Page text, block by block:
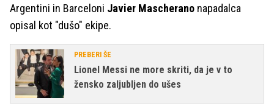
Argentini in Barceloni Javier Mascherano napadalca
opisal kot "dušo" ekipe.
PREBERI ŠE
Lionel Messi ne more skriti, da je v to
žensko zaljubljen do ušes